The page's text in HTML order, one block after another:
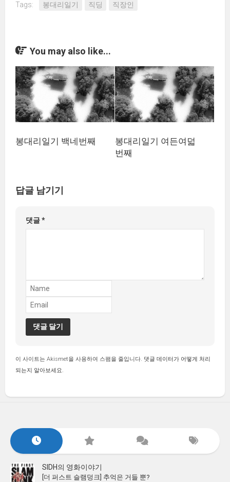
Tags: 봉대리일기 직딩 직장인
You may also like...
봉대리일기 백네번째
봉대리일기 여든여덟
번째
답글 남기기
댓글*
이 사이트는 Akismet을 사용하여 스팸을 줄입니다. 댓글 데이터가 어떻게 처리
되는지 알아보세요.
SIDH의 영화이야기
[더 퍼스트 슬램덩크] 추억은 거들 뿐?